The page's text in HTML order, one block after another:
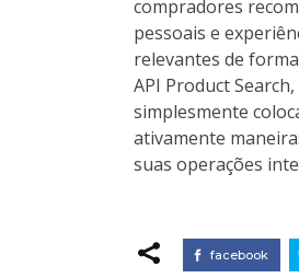
compradores
pessoais e
relevantes de
API Product
simplesmente
ativamente
suas operações
facebook